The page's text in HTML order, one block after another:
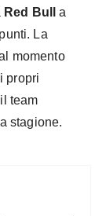
Red Bulla
La
momento
propri
team
stagione.